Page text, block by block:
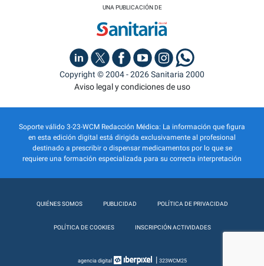
UNA PUBLICACIÓN DE
Copyright © 2004 - 2026 Sanitaria 2000
Aviso legal y condiciones de uso
Soporte válido 3-23-WCM Redacción Médica: La información que figura
en esta edición digital está dirigida exclusivamente al profesional
destinado a prescribir o dispensar medicamentos por lo que se
requiere una formación especializada para su correcta interpretación
QUIÉNES SOMOS PUBLICIDAD POLÍTICA DE PRIVACIDAD
POLÍTICA DE COOKIES INSCRIPCIÓN ACTIVIDADES
agencia digital | 323WCM25